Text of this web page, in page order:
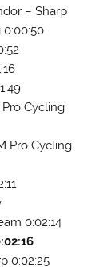
– Sharp
0:00:50
Cycling
Pro Cycling
0:02:14
0:02:25